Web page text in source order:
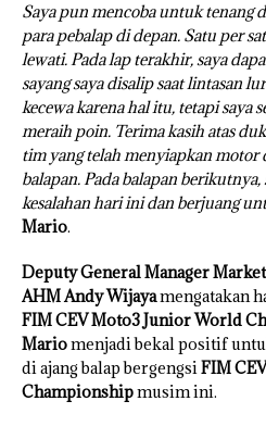
Saya pun mencoba untuk tenang
para pebalap di depan. Satu per
lewati. Pada lap terakhir, saya
sayang saya disalip saat lintasan
kecewa karena hal itu, tetapi saya
meraih poin. Terima kasih atas
tim yang telah menyiapkan motor
balapan. Pada balapan berikutnya,
kesalahan hari ini dan berjuang
Mario.
Deputy General Manager
AHM Andy Wijayamengatakan
FIM CEV Moto3 Junior World
Mariomenjadi bekal positif
di ajang balap bergengsiFIM
Championshipmusim ini.